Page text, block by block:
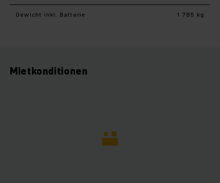
Gewicht inkl. Batterie 1 785 kg
Mietkonditionen